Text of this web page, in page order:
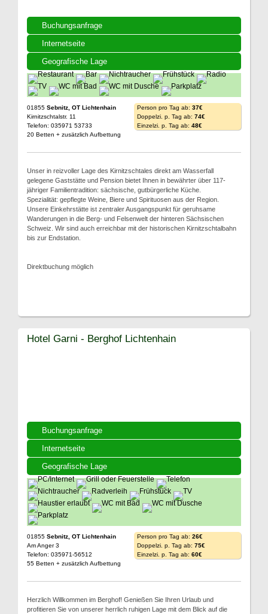
Buchungsanfrage
Internetseite
Geografische Lage
01855 Sebnitz, OT Lichtenhain
Kirnitzschtalstr. 11
Telefon: 035971 53733
20 Betten + zusätzlich Aufbettung
Person pro Tag ab: 37€
Doppelzi. p. Tag ab: 74€
Einzelzi. p. Tag ab: 48€
Unser in reizvoller Lage des Kirnitzschtales direkt am Wasserfall
gelegene Gaststätte und Pension bietet Ihnen in bewährter über 117-
jähriger Familientradition: sächsische, gutbürgerliche Küche.
Spezialität: gepflegte Weine, Biere und Spirituosen aus der Region.
Unsere Einkehrstätte ist zentraler Ausgangspunkt für geruhsame
Wanderungen in die Berg- und Felsenwelt der hinteren Sächsischen
Schweiz. Wir sind auch erreichbar mit der historischen Kirnitzschtalbahn
bis zur Endstation.
Direktbuchung möglich
Buchungsanfrage
Internetseite
Geografische Lage
Hotel Garni - Berghof Lichtenhain
01855 Sebnitz, OT Lichtenhain
Am Anger 3
Telefon: 035971-56512
55 Betten + zusätzlich Aufbettung
Person pro Tag ab: 26€
Doppelzi. p. Tag ab: 75€
Einzelzi. p. Tag ab: 60€
Herzlich Willkommen im Berghof! Genießen Sie Ihren Urlaub und
profitieren Sie von unserer herrlich ruhigen Lage mit dem Blick auf die